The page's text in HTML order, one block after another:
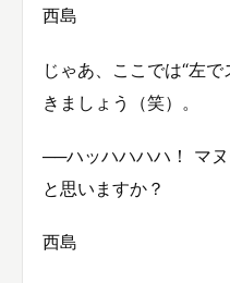
西島
じゃあ、ここでは“左
きましょう（笑）。
──ハッハハハハ！ マ
と思いますか？
西島